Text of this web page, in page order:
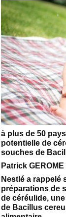
à plus de 50
potentielle de
souches de
Patrick GEROME
Nestlé a
préparations de
de céréulide,
de Bacillus